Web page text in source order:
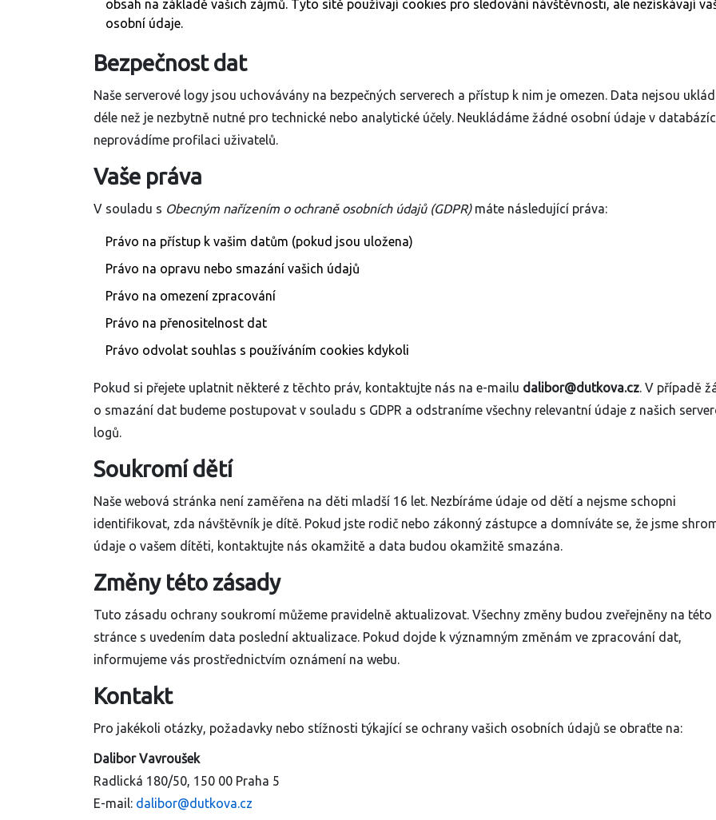
obsah na základě vašich zájmů. Tyto sítě používají cookies pro sledování návštěvnosti, ale nezískávají
osobní údaje.
Bezpečnost dat
Naše serverové logy jsou uchovávány na bezpečných serverech a přístup k nim je omezen. Data nejsou
déle než je nezbytně nutné pro technické nebo analytické účely. Neukládáme žádné osobní údaje v
neprovádíme profilaci uživatelů.
Vaše práva
V souladu s Obecným nařízením o ochraně osobních údajů (GDPR)máte následující práva:
Právo na přístup k vašim datům (pokud jsou uložena)
Právo na opravu nebo smazání vašich údajů
Právo na omezení zpracování
Právo na přenositelnost dat
Právo odvolat souhlas s používáním cookies kdykoli
Pokud si přejete uplatnit některé z těchto práv, kontaktujte nás na e-mailu dalibor@dutkova.cz. V případě
o smazání dat budeme postupovat v souladu s GDPR a odstraníme všechny relevantní údaje z našich
logů.
Soukromí dětí
Naše webová stránka není zaměřena na děti mladší 16 let. Nezbíráme údaje od dětí a nejsme schopni
identifikovat, zda návštěvník je dítě. Pokud jste rodič nebo zákonný zástupce a domníváte se, že jsme
údaje o vašem dítěti, kontaktujte nás okamžitě a data budou okamžitě smazána.
Změny této zásady
Tuto zásadu ochrany soukromí můžeme pravidelně aktualizovat. Všechny změny budou zveřejněny na této
stránce s uvedením data poslední aktualizace. Pokud dojde k významným změnám ve zpracování dat,
informujeme vás prostřednictvím oznámení na webu.
Kontakt
Pro jakékoli otázky, požadavky nebo stížnosti týkající se ochrany vašich osobních údajů se obraťte na:
Dalibor Vavroušek
Radlická 180/50, 150 00 Praha 5
E-mail: dalibor@dutkova.cz